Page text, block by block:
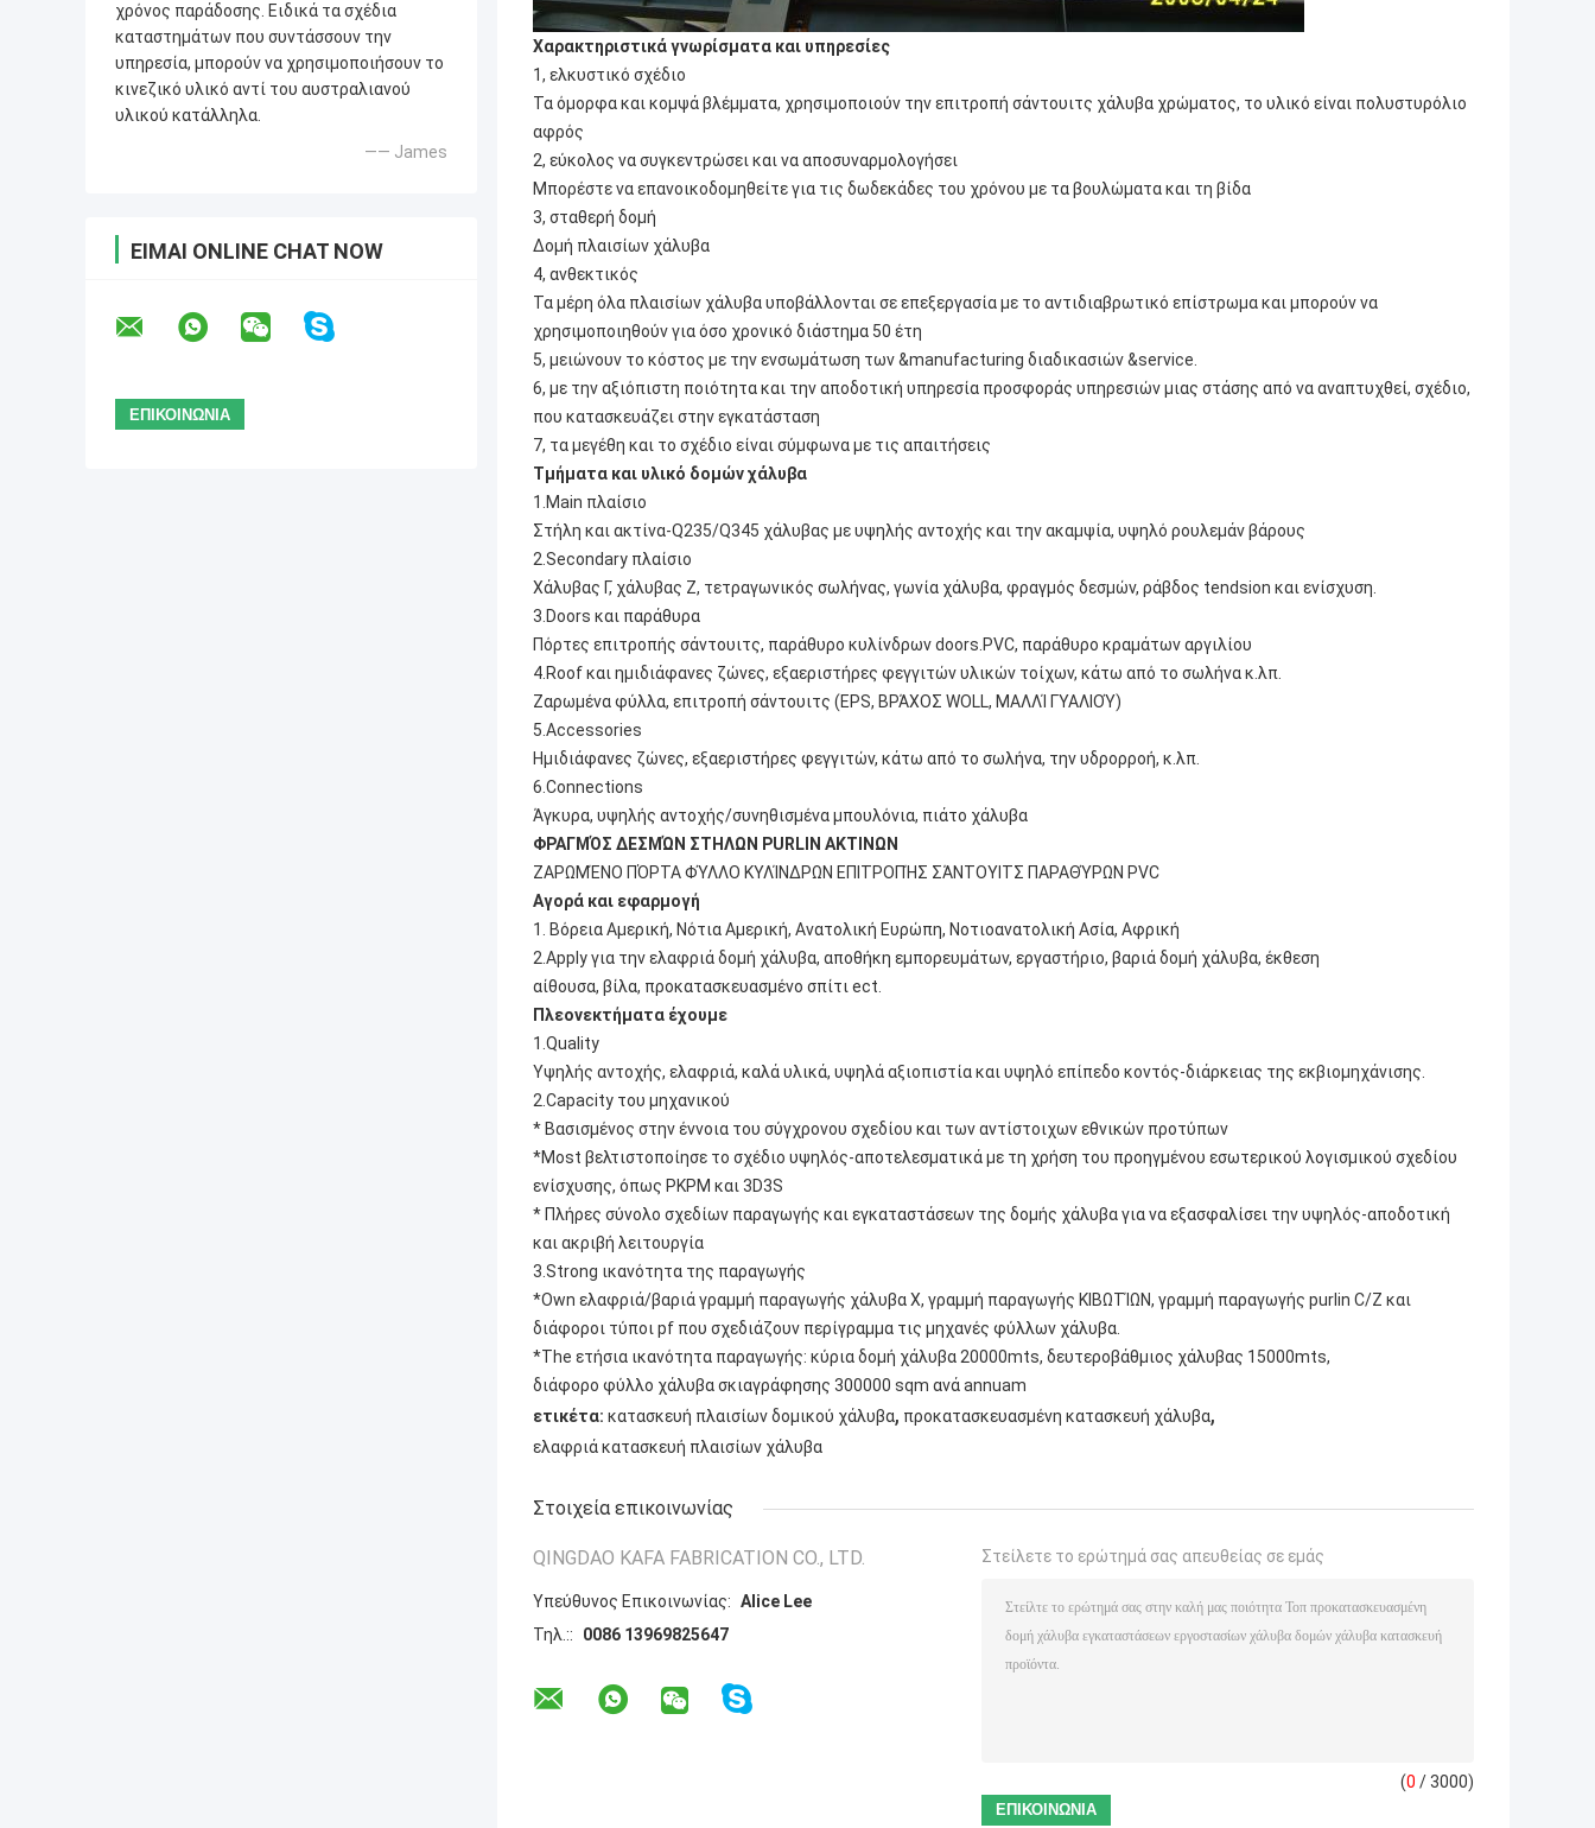
χρόνος παράδοσης. Ειδικά τα σχέδια
καταστημάτων που συντάσσουν την
υπηρεσία, μπορούν να χρησιμοποιήσουν το
κινεζικό υλικό αντί του αυστραλιανού
υλικού κατάλληλα.
—— James
ΕΊΜΑΙ ONLINE CHAT NOW
Χαρακτηριστικά γνωρίσματα και υπηρεσίες
1, ελκυστικό σχέδιο
Τα όμορφα και κομψά βλέμματα, χρησιμοποιούν την επιτροπή σάντουιτς χάλυβα χρώματος, το υλικό είναι πολυστυρόλιο
αφρός
2, εύκολος να συγκεντρώσει και να αποσυναρμολογήσει
Μπορέστε να επανοικοδομηθείτε για τις δωδεκάδες του χρόνου με τα βουλώματα και τη βίδα
3, σταθερή δομή
Δομή πλαισίων χάλυβα
4, ανθεκτικός
Τα μέρη όλα πλαισίων χάλυβα υποβάλλονται σε επεξεργασία με το αντιδιαβρωτικό επίστρωμα και μπορούν να
χρησιμοποιηθούν για όσο χρονικό διάστημα 50 έτη
5, μειώνουν το κόστος με την ενσωμάτωση των &manufacturing διαδικασιών &service.
6, με την αξιόπιστη ποιότητα και την αποδοτική υπηρεσία προσφοράς υπηρεσιών μιας στάσης από να αναπτυχθεί, σχέδιο,
που κατασκευάζει στην εγκατάσταση
7, τα μεγέθη και το σχέδιο είναι σύμφωνα με τις απαιτήσεις
Τμήματα και υλικό δομών χάλυβα
1.Main πλαίσιο
Στήλη και ακτίνα-Q235/Q345 χάλυβας με υψηλής αντοχής και την ακαμψία, υψηλό ρουλεμάν βάρους
2.Secondary πλαίσιο
Χάλυβας Γ, χάλυβας Ζ, τετραγωνικός σωλήνας, γωνία χάλυβα, φραγμός δεσμών, ράβδος tendsion και ενίσχυση.
3.Doors και παράθυρα
Πόρτες επιτροπής σάντουιτς, παράθυρο κυλίνδρων doors.PVC, παράθυρο κραμάτων αργιλίου
4.Roof και ημιδιάφανες ζώνες, εξαεριστήρες φεγγιτών υλικών τοίχων, κάτω από το σωλήνα κ.λπ.
Ζαρωμένα φύλλα, επιτροπή σάντουιτς (EPS, ΒΡΆΧΟΣ WOLL, ΜΑΛΛΊ ΓΥΑΛΙΟΎ)
5.Accessories
Ημιδιάφανες ζώνες, εξαεριστήρες φεγγιτών, κάτω από το σωλήνα, την υδρορροή, κ.λπ.
6.Connections
Άγκυρα, υψηλής αντοχής/συνηθισμένα μπουλόνια, πιάτο χάλυβα
ΦΡΑΓΜΌΣ ΔΕΣΜΏΝ ΣΤΗΛΩΝ PURLIN ΑΚΤΙΝΩΝ
ΖΑΡΩΜΈΝΟ ΠΌΡΤΑ ΦΎΛΛΟ ΚΥΛΊΝΔΡΩΝ ΕΠΙΤΡΟΠΉΣ ΣΆΝΤΟΥΙΤΣ ΠΑΡΑΘΎΡΩΝ PVC
Αγορά και εφαρμογή
1. Βόρεια Αμερική, Νότια Αμερική, Ανατολική Ευρώπη, Νοτιοανατολική Ασία, Αφρική
2.Apply για την ελαφριά δομή χάλυβα, αποθήκη εμπορευμάτων, εργαστήριο, βαριά δομή χάλυβα, έκθεση
αίθουσα, βίλα, προκατασκευασμένο σπίτι ect.
Πλεονεκτήματα έχουμε
1.Quality
Υψηλής αντοχής, ελαφριά, καλά υλικά, υψηλά αξιοπιστία και υψηλό επίπεδο κοντός-διάρκειας της εκβιομηχάνισης.
2.Capacity του μηχανικού
* Βασισμένος στην έννοια του σύγχρονου σχεδίου και των αντίστοιχων εθνικών προτύπων
*Most βελτιστοποίησε το σχέδιο υψηλός-αποτελεσματικά με τη χρήση του προηγμένου εσωτερικού λογισμικού σχεδίου
ενίσχυσης, όπως PKPM και 3D3S
* Πλήρες σύνολο σχεδίων παραγωγής και εγκαταστάσεων της δομής χάλυβα για να εξασφαλίσει την υψηλός-αποδοτική
και ακριβή λειτουργία
3.Strong ικανότητα της παραγωγής
*Own ελαφριά/βαριά γραμμή παραγωγής χάλυβα Χ, γραμμή παραγωγής ΚΙΒΩΤΊΩΝ, γραμμή παραγωγής purlin C/Z και
διάφοροι τύποι pf που σχεδιάζουν περίγραμμα τις μηχανές φύλλων χάλυβα.
*The ετήσια ικανότητα παραγωγής: κύρια δομή χάλυβα 20000mts, δευτεροβάθμιος χάλυβας 15000mts,
διάφορο φύλλο χάλυβα σκιαγράφησης 300000 sqm ανά annuam
ετικέτα: κατασκευή πλαισίων δομικού χάλυβα, προκατασκευασμένη κατασκευή χάλυβα,
ελαφριά κατασκευή πλαισίων χάλυβα
Στοιχεία επικοινωνίας
QINGDAO KAFA FABRICATION CO., LTD.
Υπεύθυνος Επικοινωνίας: Alice Lee
Τηλ.::
0086 13969825647
Στείλετε το ερώτημά σας απευθείας σε εμάς
(0 / 3000)